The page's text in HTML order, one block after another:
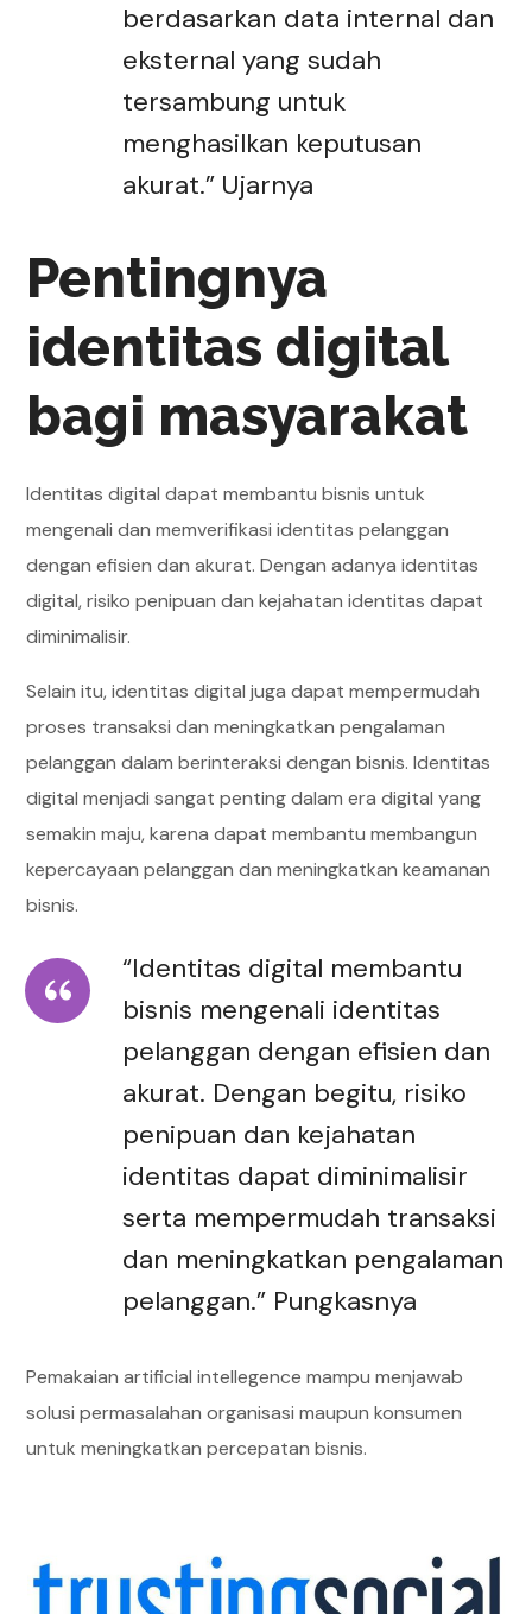
berdasarkan data internal dan
eksternal yang sudah
tersambung untuk
menghasilkan keputusan
akurat.” Ujarnya
Pentingnya
identitas digital
bagi masyarakat
Identitas digital dapat membantu bisnis untuk
mengenali dan memverifikasi identitas pelanggan
dengan efisien dan akurat. Dengan adanya identitas
digital, risiko penipuan dan kejahatan identitas dapat
diminimalisir.
Selain itu, identitas digital juga dapat mempermudah
proses transaksi dan meningkatkan pengalaman
pelanggan dalam berinteraksi dengan bisnis. Identitas
digital menjadi sangat penting dalam era digital yang
semakin maju, karena dapat membantu membangun
kepercayaan pelanggan dan meningkatkan keamanan
bisnis.
“Identitas digital membantu
bisnis mengenali identitas
pelanggan dengan efisien dan
akurat. Dengan begitu, risiko
penipuan dan kejahatan
identitas dapat diminimalisir
serta mempermudah transaksi
dan meningkatkan pengalaman
pelanggan.” Pungkasnya
Pemakaian artificial intellegence mampu menjawab
solusi permasalahan organisasi maupun konsumen
untuk meningkatkan percepatan bisnis.